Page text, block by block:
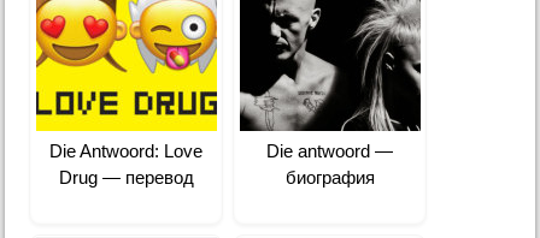
Die Antwoord: Love
Drug — перевод
Die antwoord —
биография